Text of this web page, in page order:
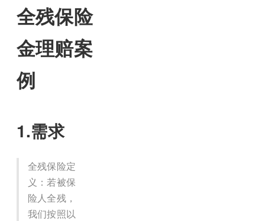
全残保险
金理赔案
例
1.需求
全残保险定
义：若被保
险人全残，
我们按照以